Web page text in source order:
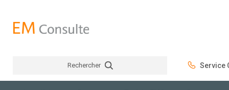
Rechercher Service